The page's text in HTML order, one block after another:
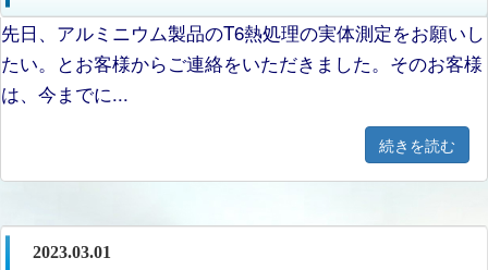
先日、アルミニウム製品のT6熱処理の実体測定をお願いし
たい。とお客様からご連絡をいただきました。そのお客様
は、今までに...
続きを読む
2023.03.01